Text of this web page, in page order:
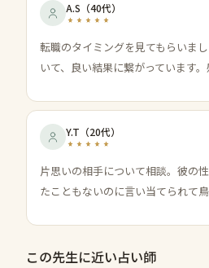
A.S （40代）
転職のタイミングを見てもらいま
いて、良い結果に繋がっています。
Y.T （20代）
片思いの相手について相談。彼の
たこともないのに言い当てられて鳥
この先生に近い占い師